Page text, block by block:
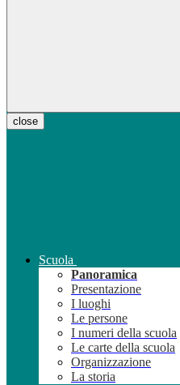
close
Scuola
Panoramica
Presentazione
I luoghi
Le persone
I numeri della scuola
Le carte della scuola
Organizzazione
La storia